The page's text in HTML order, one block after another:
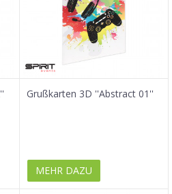
Grußkarten 3D ''Abstract 01''
MEHR DAZU